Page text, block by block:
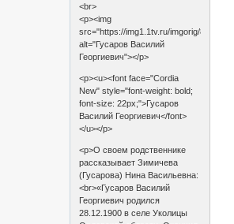
<br>
<p><img
src="https://img1.1tv.ru/imgorig/
alt="Гусаров Василий
Георгиевич"></p>
<p><u><font face="Cordia
New" style="font-weight: bold;
font-size: 22px;">Гусаров
Василий Георгиевич</font>
</u></p>
<p>О своем родственнике
рассказывает Зимичева
(Гусарова) Нина Васильевна:
<br>«Гусаров Василий
Георгиевич родился
28.12.1900 в селе Уколицы